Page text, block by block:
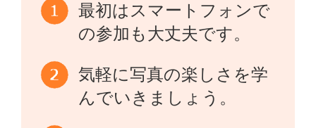
最初はスマートフォンで
の参加も大丈夫です。
気軽に写真の楽しさを学
んでいきましょう。